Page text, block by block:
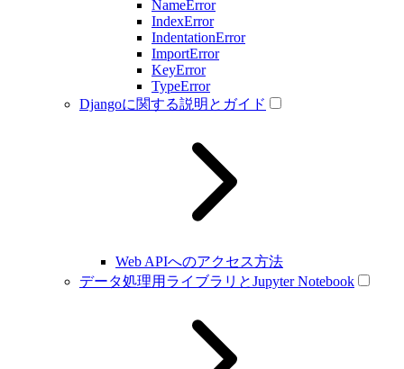
NameError
IndexError
IndentationError
ImportError
KeyError
TypeError
Djangoに関する説明とガイド
Web APIへのアクセス方法
データ処理用ライブラリとJupyter Notebook